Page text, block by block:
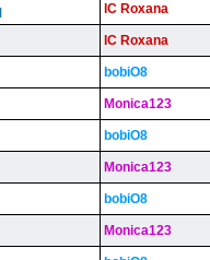
lC Roxana
lC Roxana
bobiO8
Monica123
bobiO8
Monica123
bobiO8
Monica123